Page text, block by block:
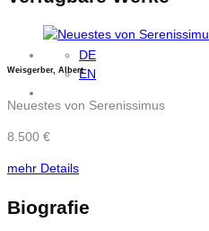
DE
EN
Weisgerber, Albert
Neuestes von Serenissimus
8.500 €
mehr Details
Biografie